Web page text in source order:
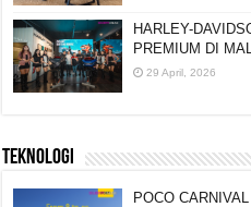
HARLEY-
PREMIUM DI
29 April, 2026
TEKNOLOGI
POCO